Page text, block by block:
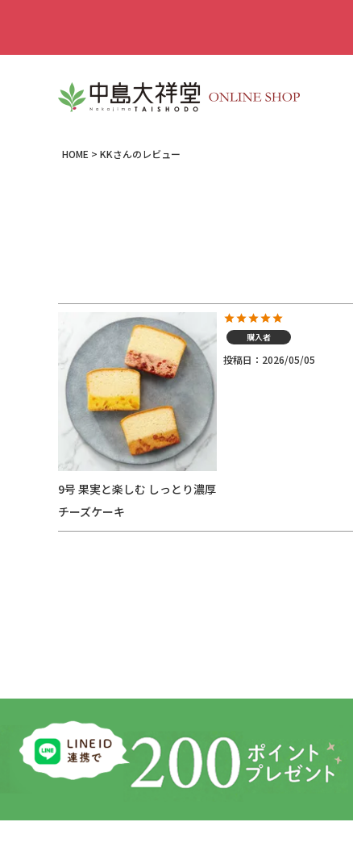
HOME KKさんのレビュー
9号 果実と楽しむ しっとり濃厚
チーズケーキ
購入者
投稿日 2026/05/05